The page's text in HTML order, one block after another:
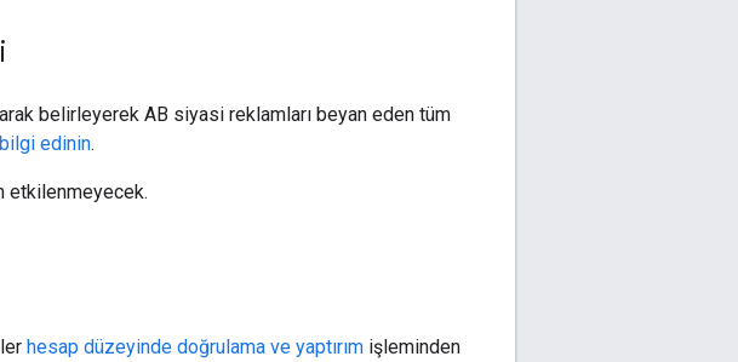
belirleyerek AB siyasi reklamları beyan eden tüm
edinin.
etkilenmeyecek.
hesap düzeyinde doğrulama ve yaptırım işleminden